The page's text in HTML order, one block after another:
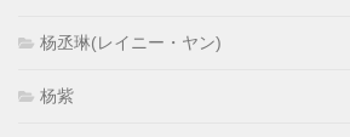
杨丞琳(レイニー・ヤン)
杨紫